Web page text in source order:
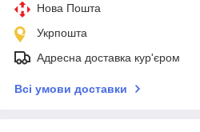
Нова Пошта
Укрпошта
Адресна доставка кур'єром
Всі умови доставки